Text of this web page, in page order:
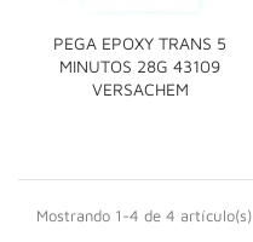
PEGA EPOXY TRANS 5
MINUTOS 28G 43109
VERSACHEM
Mostrando 1-4 de 4 artículo(s)